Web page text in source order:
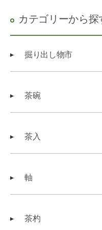
カテゴリーから探
掘り出し物市
茶碗
茶入
軸
茶杓